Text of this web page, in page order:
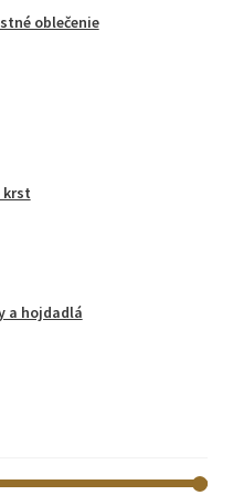
oblečenie
krst
a hojdadlá